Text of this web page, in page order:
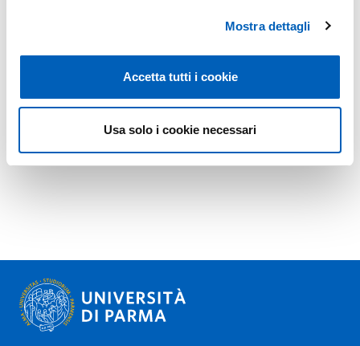
Mostra dettagli
Accetta tutti i cookie
Usa solo i cookie necessari